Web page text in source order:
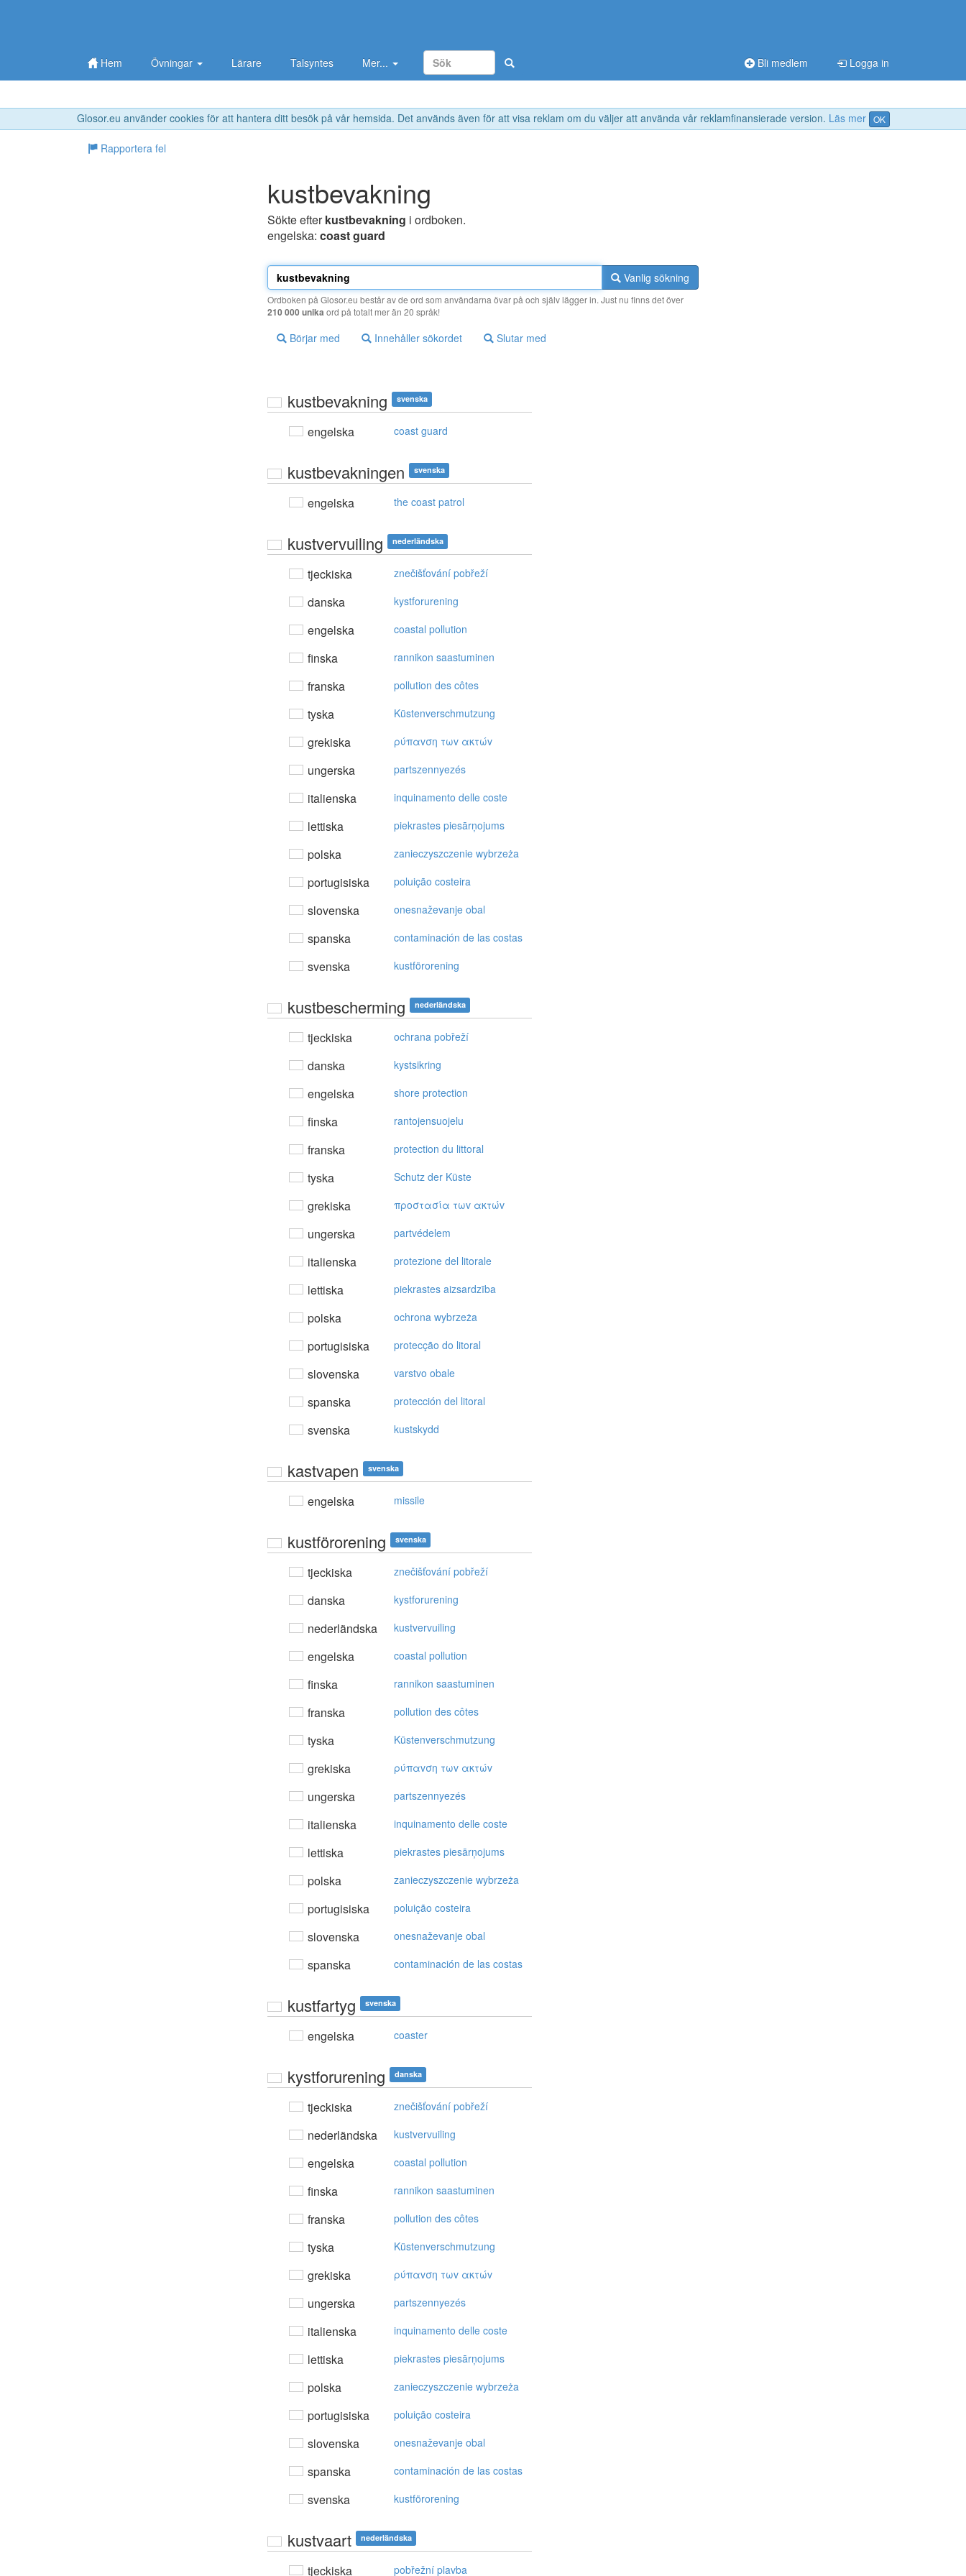
Glosor.eu använder cookies för att hantera ditt besök på vår hemsida. Det används även för att visa reklam om du väljer att använda vår reklamfinansierade version. Läs mer OK
Hem Övningar Lärare Talsyntes Mer... Bli medlem Logga in
Rapportera fel
kustbevakning
Sökte efterkustbevakning i ordboken.
engelska: coast guard
Vanlig sökning
Ordboken på Glosor.eu består av de ord som användarna övar på och själv lägger in. Just nu finns det över
210 000 unika ord på totalt mer än 20 språk!
Börjar med Innehåller sökordet Slutar med
kustbevakning svenska
engelska coast guard
kustbevakningen svenska
engelska the coast patrol
kustvervuiling nederländska
tjeckiska znečišťování pobřeží
danska kystforurening
engelska coastal pollution
finska rannikon saastuminen
franska pollution des côtes
tyska Küstenverschmutzung
grekiska ρύπαvση τωv ακτώv
ungerska partszennyezés
italienska inquinamento delle coste
lettiska piekrastes piesārņojums
polska zanieczyszczenie wybrzeża
portugisiska poluição costeira
slovenska onesnaževanje obal
spanska contaminación de las costas
svenska kustförorening
kustbescherming nederländska
tjeckiska ochrana pobřeží
danska kystsikring
engelska shore protection
finska rantojensuojelu
franska protection du littoral
tyska Schutz der Küste
grekiska πρoστασία τωv ακτώv
ungerska partvédelem
italienska protezione del litorale
lettiska piekrastes aizsardzība
polska ochrona wybrzeża
portugisiska protecção do litoral
slovenska varstvo obale
spanska protección del litoral
svenska kustskydd
kastvapen svenska
engelska missile
kustförorening svenska
tjeckiska znečišťování pobřeží
danska kystforurening
nederländska kustvervuiling
engelska coastal pollution
finska rannikon saastuminen
franska pollution des côtes
tyska Küstenverschmutzung
grekiska ρύπαvση τωv ακτώv
ungerska partszennyezés
italienska inquinamento delle coste
lettiska piekrastes piesārņojums
polska zanieczyszczenie wybrzeża
portugisiska poluição costeira
slovenska onesnaževanje obal
spanska contaminación de las costas
kustfartyg svenska
engelska coaster
kystforurening danska
tjeckiska znečišťování pobřeží
nederländska kustvervuiling
engelska coastal pollution
finska rannikon saastuminen
franska pollution des côtes
tyska Küstenverschmutzung
grekiska ρύπαvση τωv ακτώv
ungerska partszennyezés
italienska inquinamento delle coste
lettiska piekrastes piesārņojums
polska zanieczyszczenie wybrzeża
portugisiska poluição costeira
slovenska onesnaževanje obal
spanska contaminación de las costas
svenska kustförorening
kustvaart nederländska
tjeckiska pobřežní plavba